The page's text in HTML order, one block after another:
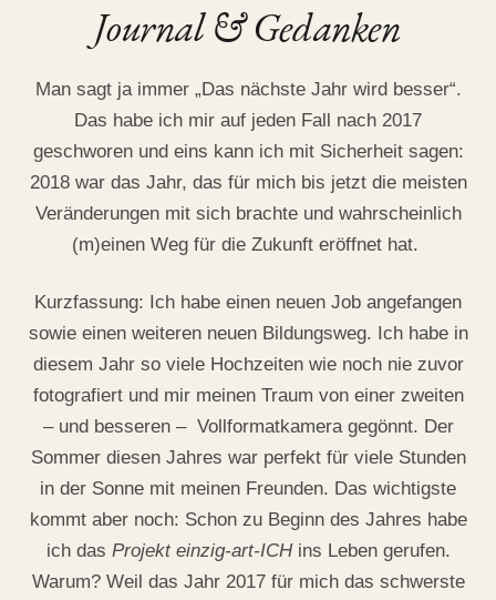
Mein Jahresrückblick 2018
29. July 2019
Journal & Gedanken
Man sagt ja immer „Das nächste Jahr wird besser“.
Das habe ich mir auf jeden Fall nach 2017
geschworen und eins kann ich mit Sicherheit sagen:
2018 war das Jahr, das für mich bis jetzt die meisten
Veränderungen mit sich brachte und wahrscheinlich
(m)einen Weg für die Zukunft eröffnet hat.
Kurzfassung: Ich habe einen neuen Job angefangen
sowie einen weiteren neuen Bildungsweg. Ich habe in
diesem Jahr so viele Hochzeiten wie noch nie zuvor
fotografiert und mir meinen Traum von einer zweiten
– und besseren – Vollformatkamera gegönnt. Der
Sommer diesen Jahres war perfekt für viele Stunden
in der Sonne mit meinen Freunden. Das wichtigste
kommt aber noch: Schon zu Beginn des Jahres habe
ich das Projekt einzig-art-ICHins Leben gerufen.
Warum? Weil das Jahr 2017 für mich das schwerste